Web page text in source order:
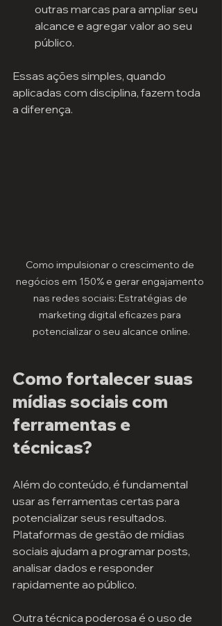
outras marcas para ampliar seu
alcance e agregar valor ao seu
público.
Essas ações simples, quando
aplicadas com disciplina, fazem toda
a diferença.
Como impulsionar o crescimento de
negócios em 150% e gerar engajamento
nas redes sociais: Estratégias de
marketing digital eficazes para
potencializar o seu alcance online.
Como fortalecer suas
mídias sociais com
ferramentas e
técnicas?
Além do conteúdo, é fundamental
usar as ferramentas certas para
potencializar seus resultados.
Plataformas de gestão de mídias
sociais ajudam a programar posts,
analisar dados e responder
rapidamente ao público.
Outra técnica poderosa é o uso de